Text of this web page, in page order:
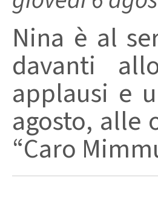
Nina è al
davanti
applausi e
agosto, alle
“Caro